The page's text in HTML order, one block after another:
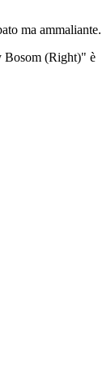
ma ammaliante.
Bosom (Right)" è